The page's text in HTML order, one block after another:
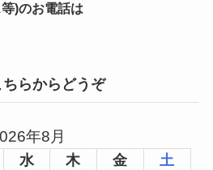
)のお電話は
らからどうぞ
年8月
水 木 金 土